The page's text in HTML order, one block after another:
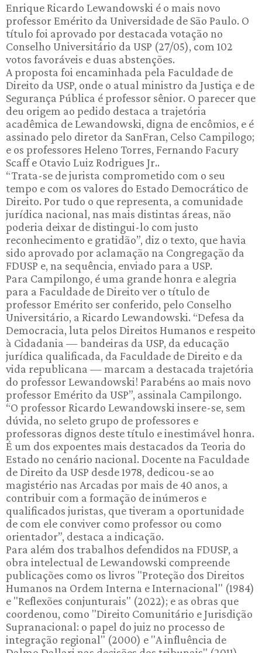
Enrique Ricardo Lewandowski é o mais novo
professor Emérito da Universidade de São Paulo. O
título foi aprovado por destacada votação no
Conselho Universitário da USP (27/05), com 102
votos favoráveis e duas abstenções.
A proposta foi encaminhada pela Faculdade de
Direito da USP, onde o atual ministro da Justiça e de
Segurança Pública é professor sênior. O parecer que
deu origem ao pedido destaca a trajetória
acadêmica de Lewandowski, digna de encômios, e é
assinado pelo diretor da SanFran, Celso Campilogo;
e os professores Heleno Torres, Fernando Facury
Scaff e Otavio Luiz Rodrigues Jr..
“Trata-se de jurista comprometido com o seu
tempo e com os valores do Estado Democrático de
Direito. Por tudo o que representa, a comunidade
jurídica nacional, nas mais distintas áreas, não
poderia deixar de distingui-lo com justo
reconhecimento e gratidão”, diz o texto, que havia
sido aprovado por aclamação na Congregação da
FDUSP e, na sequência, enviado para a USP.
Para Campilongo, é uma grande honra e alegria
para a Faculdade de Direito ver o título de
professor Emérito ser conferido, pelo Conselho
Universitário, a Ricardo Lewandowski. “Defesa da
Democracia, luta pelos Direitos Humanos e respeito
à Cidadania — bandeiras da USP, da educação
jurídica qualificada, da Faculdade de Direito e da
vida republicana — marcam a destacada trajetória
do professor Lewandowski! Parabéns ao mais novo
professor Emérito da USP”, assinala Campilongo.
“O professor Ricardo Lewandowski insere-se, sem
dúvida, no seleto grupo de professores e
professoras dignos deste título e inestimável honra.
É um dos expoentes mais destacados da Teoria do
Estado no cenário nacional. Docente na Faculdade
de Direito da USP desde 1978, dedicou-se ao
magistério nas Arcadas por mais de 40 anos, a
contribuir com a formação de inúmeros e
qualificados juristas, que tiveram a oportunidade
de com ele conviver como professor ou como
orientador”, destaca a indicação.
Para além dos trabalhos defendidos na FDUSP, a
obra intelectual de Lewandowski compreende
publicações como os livros "Proteção dos Direitos
Humanos na Ordem Interna e Internacional" (1984)
e "Reflexões conjunturais" (2022); e as obras que
coordenou, como "Direito Comunitário e Jurisdição
Supranacional: o papel do juiz no processo de
integração regional" (2000) e "A influência de